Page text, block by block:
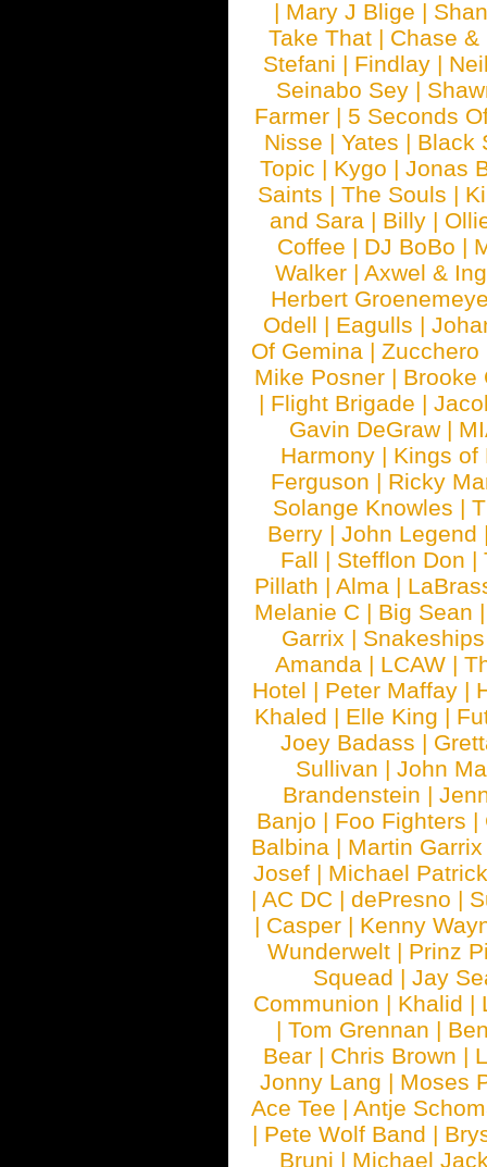
| Mary J Blige |
Take That | Chase &
Stefani | Findlay |
Seinabo Sey |
Farmer | 5 Seconds
Nisse | Yates | Black
Topic | Kygo | Jonas
Saints | The Souls |
and Sara | Billy |
Coffee | DJ BoBo |
Walker | Axwel &
Herbert
Odell | Eagulls |
Of Gemina |Zucchero
Mike Posner | Brooke
| Flight Brigade |
Gavin DeGraw |
Harmony | Kings of
Ferguson | Ricky
Solange Knowles |
Berry |John Legend
Fall | Stefflon Don |
Pillath |Alma |
Melanie C | Big Sean
Garrix |
Amanda | LCAW |
Hotel | Peter Maffay |
Khaled | Elle King |
Joey Badass |
Sullivan | John
Brandenstein |
Banjo | Foo Fighters |
Balbina | Martin
Josef | Michael
|AC DC |dePresno |
| Casper | Kenny
Wunderwelt | Prinz
Squead |Jay
Communion | Khalid |
|Tom Grennan |
Bear | Chris Brown |
Jonny Lang | Moses
Ace Tee |Antje
| Pete Wolf Band |
Bruni | Michael